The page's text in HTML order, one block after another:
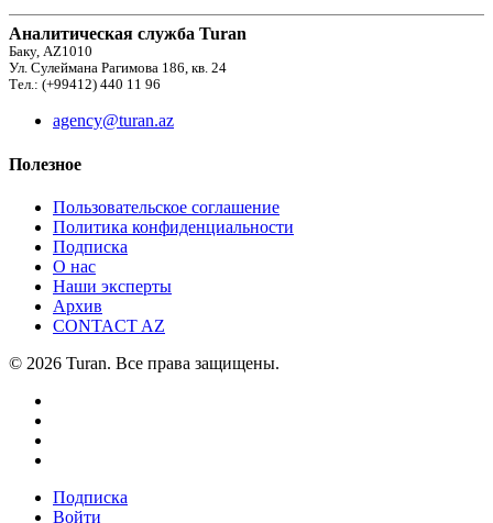
Аналитическая служба Turan
Баку, AZ1010
Ул. Сулеймана Рагимова 186, кв. 24
Тел.: (+99412) 440 11 96
agency@turan.az
Полезное
Пользовательское соглашение
Политика конфиденциальности
Подписка
О нас
Наши эксперты
Архив
CONTACT AZ
© 2026 Turan. Все права защищены.
Подписка
Войти